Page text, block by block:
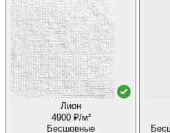
Лион
4900 ₽/м²
Бесшовные